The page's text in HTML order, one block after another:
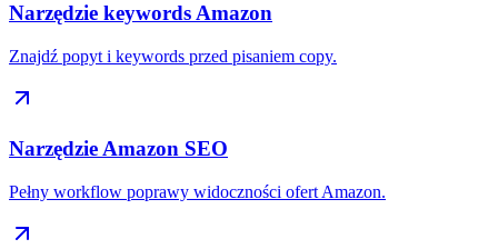
Narzędzie keywords Amazon
Znajdź popyt i keywords przed pisaniem copy.
Narzędzie Amazon SEO
Pełny workflow poprawy widoczności ofert Amazon.